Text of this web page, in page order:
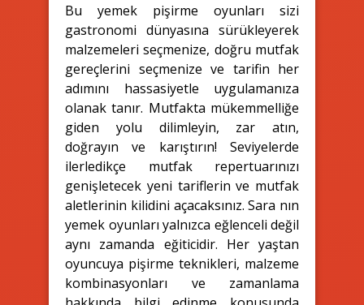
Bu yemek pişirme oyunları sizi
gastronomi dünyasına sürükleyerek
malzemeleri seçmenize, doğru mutfak
gereçlerini seçmenize ve tarifin her
adımını hassasiyetle uygulamanıza
olanak tanır. Mutfakta mükemmelliğe
giden yolu dilimleyin, zar atın,
doğrayın ve karıştırın! Seviyelerde
ilerledikçe mutfak repertuarınızı
genişletecek yeni tariflerin ve mutfak
aletlerinin kilidini açacaksınız. Sara nın
yemek oyunları yalnızca eğlenceli değil
aynı zamanda eğiticidir. Her yaştan
oyuncuya pişirme teknikleri, malzeme
kombinasyonları ve zamanlama